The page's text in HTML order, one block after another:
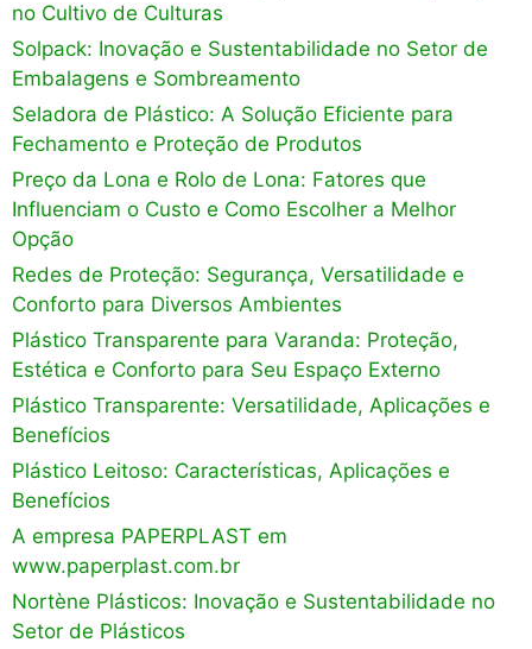
no Cultivo de Culturas
Solpack: Inovação e Sustentabilidade no Setor de
Embalagens e Sombreamento
Seladora de Plástico: A Solução Eficiente para
Fechamento e Proteção de Produtos
Preço da Lona e Rolo de Lona: Fatores que
Influenciam o Custo e Como Escolher a Melhor
Opção
Redes de Proteção: Segurança, Versatilidade e
Conforto para Diversos Ambientes
Plástico Transparente para Varanda: Proteção,
Estética e Conforto para Seu Espaço Externo
Plástico Transparente: Versatilidade, Aplicações e
Benefícios
Plástico Leitoso: Características, Aplicações e
Benefícios
A empresa PAPERPLAST em
www.paperplast.com.br
Nortène Plásticos: Inovação e Sustentabilidade no
Setor de Plásticos